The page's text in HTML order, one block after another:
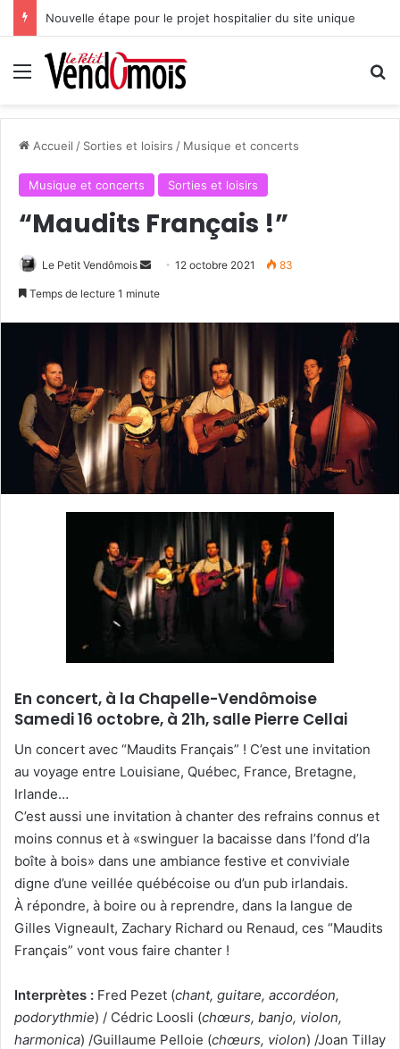
Nouvelle étape pour le projet hospitalier du site unique
Menu
Accueil / Sorties et loisirs / Musique et concerts
Musique et concerts Sorties et loisirs
“Maudits Français !”
Le Petit Vendômois
e
r
u
n
c
o
i
e
l
12 octobre 2021 83
Temps de lecture 1 minute
En concert, à la Chapelle-Vendômoise
Samedi 16 octobre, à 21h, salle Pierre Cellai
Un concert avec “Maudits Français” ! C’est une invitation
au voyage entre Louisiane, Québec, France, Bretagne,
Irlande…
C’est aussi une invitation à chanter des refrains connus et
moins connus et à «swinguer la bacaisse dans l’fond d’la
boîte à bois» dans une ambiance festive et conviviale
digne d’une veillée québécoise ou d’un pub irlandais.
À répondre, à boire ou à reprendre, dans la langue de
Gilles Vigneault, Zachary Richard ou Renaud, ces “Maudits
Français” vont vous faire chanter !
Interprètes : Fred Pezet (chant, guitare, accordéon,
podorythmie) / Cédric Loosli (chœurs, banjo, violon,
harmonica) /Guillaume Pelloie (chœurs, violon) /Joan Tillay